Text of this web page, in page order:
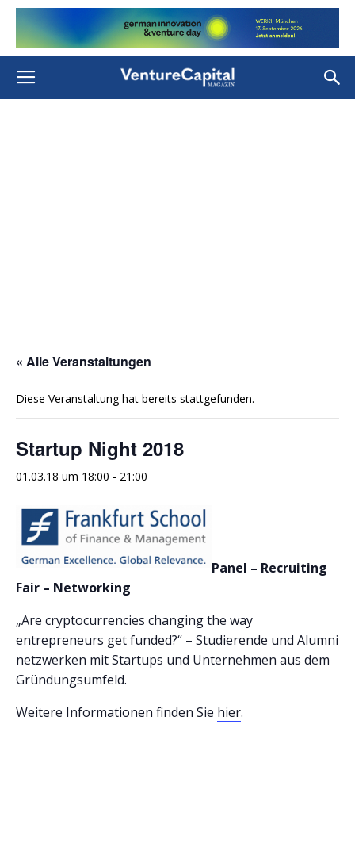
« Alle Veranstaltungen
Diese Veranstaltung hat bereits stattgefunden.
Startup Night 2018
01.03.18 um 18:00 - 21:00
Panel – Recruiting
Fair – Networking
„Are cryptocurrencies changing the way
entrepreneurs get funded?“ – Studierende und Alumni
netzwerken mit Startups und Unternehmen aus dem
Gründungsumfeld.
Weitere Informationen finden Sie hier.